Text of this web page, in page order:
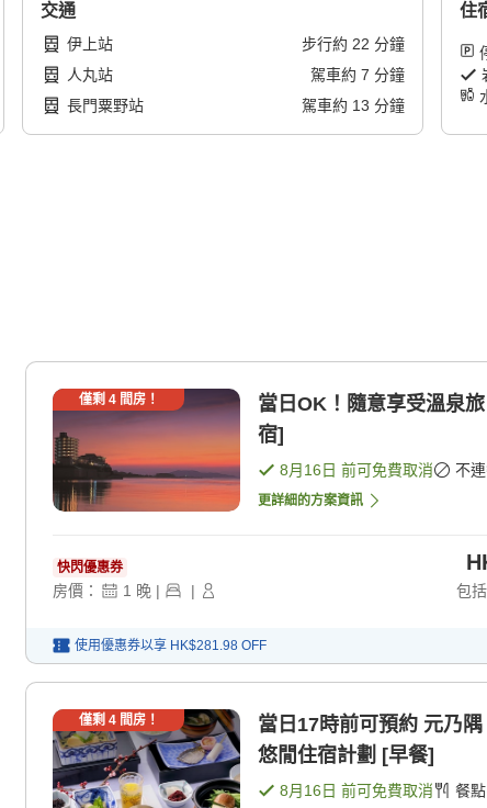
交通
伊上站 步行約 22 分鐘
人丸站
駕車約 7 分鐘
長門粟野站
駕車約 13 分鐘
住
僅剩 4間房！
當日OK！隨意享受溫泉
宿]
8月16日 前可免費取消 不
更詳細的方案資訊
快閃優惠券
房價： 1 晚 | | 包
使用優惠券以享 HK$281.98 OFF
僅剩 4間房！
當日17時前可預約 元乃
悠閒住宿計劃 [早餐]
8月16日 前可免費取消 餐點